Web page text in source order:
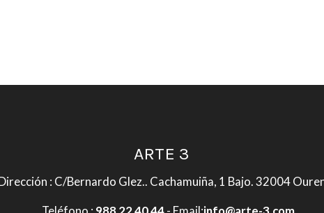
ARTE 3
: C/Bernardo Glez.. Cachamuiña, 1 Bajo. 32004